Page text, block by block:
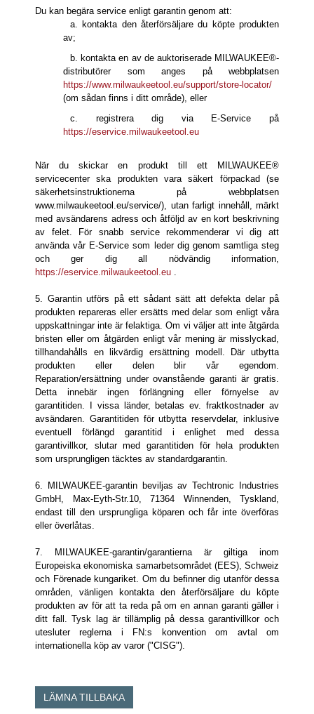
Du kan begära service enligt garantin genom att:
a. kontakta den återförsäljare du köpte produkten
av;
b. kontakta en av de auktoriserade MILWAUKEE®-
distributörer som anges på webbplatsen
https://www.milwaukeetool.eu/support/store-locator/
(om sådan finns i ditt område), eller
c. registrera dig via E-Service på
https://eservice.milwaukeetool.eu
När du skickar en produkt till ett MILWAUKEE®
servicecenter ska produkten vara säkert förpackad (se
säkerhetsinstruktionerna på webbplatsen
www.milwaukeetool.eu/service/), utan farligt innehåll, märkt
med avsändarens adress och åtföljd av en kort beskrivning
av felet. För snabb service rekommenderar vi dig att
använda vår E-Service som leder dig genom samtliga steg
och ger dig all nödvändig information,
https://eservice.milwaukeetool.eu .
5. Garantin utförs på ett sådant sätt att defekta delar på
produkten repareras eller ersätts med delar som enligt våra
uppskattningar inte är felaktiga. Om vi väljer att inte åtgärda
bristen eller om åtgärden enligt vår mening är misslyckad,
tillhandahålls en likvärdig ersättning modell. Där utbytta
produkten eller delen blir vår egendom.
Reparation/ersättning under ovanstående garanti är gratis.
Detta innebär ingen förlängning eller förnyelse av
garantitiden. I vissa länder, betalas ev. fraktkostnader av
avsändaren. Garantitiden för utbytta reservdelar, inklusive
eventuell förlängd garantitid i enlighet med dessa
garantivillkor, slutar med garantitiden för hela produkten
som ursprungligen täcktes av standardgarantin.
6. MILWAUKEE-garantin beviljas av Techtronic Industries
GmbH, Max-Eyth-Str.10, 71364 Winnenden, Tyskland,
endast till den ursprungliga köparen och får inte överföras
eller överlåtas.
7. MILWAUKEE-garantin/garantierna är giltiga inom
Europeiska ekonomiska samarbetsområdet (EES), Schweiz
och Förenade kungariket. Om du befinner dig utanför dessa
områden, vänligen kontakta den återförsäljare du köpte
produkten av för att ta reda på om en annan garanti gäller i
ditt fall. Tysk lag är tillämplig på dessa garantivillkor och
utesluter reglerna i FN:s konvention om avtal om
internationella köp av varor ("CISG").
LÄMNA TILLBAKA